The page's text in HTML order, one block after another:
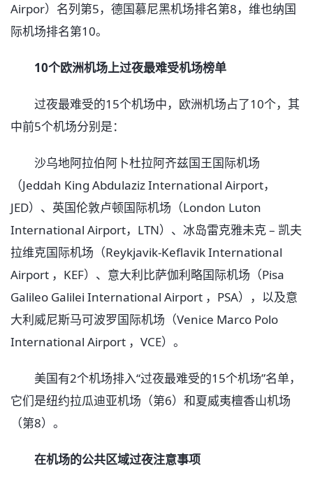
Airpor）名列第5，德国慕尼黑机场排名第8，维也纳国
际机场排名第10。
10个欧洲机场上过夜最难受机场榜单
过夜最难受的15个机场中，欧洲机场占了10个，其
中前5个机场分别是：
沙乌地阿拉伯阿卜杜拉阿齐兹国王国际机场
（Jeddah King Abdulaziz International Airport，
JED）、英国伦敦卢顿国际机场（London Luton
International Airport，LTN）、冰岛雷克雅未克 – 凯夫
拉维克国际机场（Reykjavik-Keflavik International
Airport ，KEF）、意大利比萨伽利略国际机场（Pisa
Galileo Galilei International Airport ，PSA），以及意
大利威尼斯马可波罗国际机场（Venice Marco Polo
International Airport ，VCE）。
美国有2个机场排入“过夜最难受的15个机场”名单，
它们是纽约拉瓜迪亚机场（第6）和夏威夷檀香山机场
（第8）。
在机场的公共区域过夜注意事项